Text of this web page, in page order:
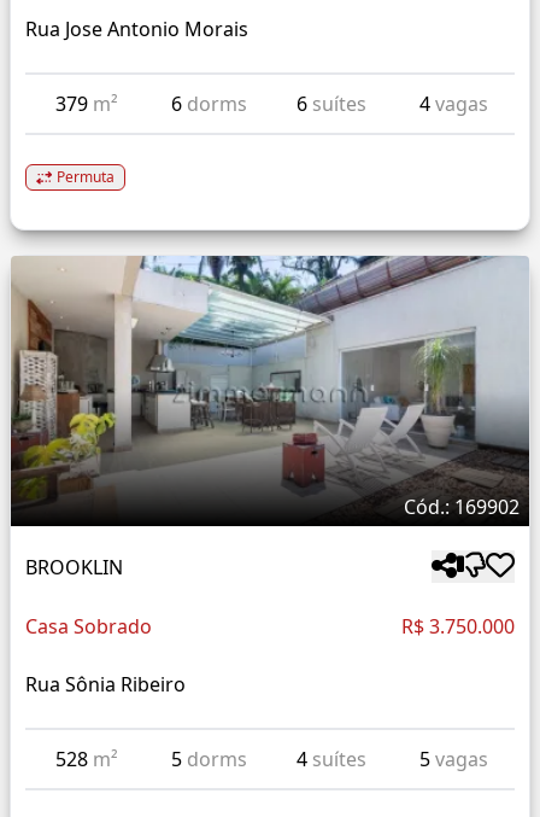
Rua Jose Antonio Morais
379 m² 6 dorms 6 suítes 4vagas
Permuta
Cód.: 169902
BROOKLIN
Casa Sobrado R$ 3.750.000
Rua Sônia Ribeiro
528 m² 5 dorms 4 suítes 5vagas